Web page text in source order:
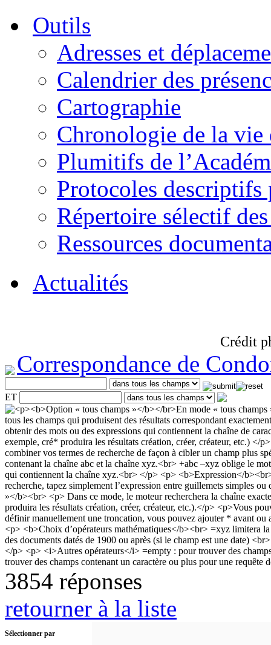
Outils
Adresses et
Calendrier des
Cartographie
Chronologie de la vie
Plumitifs de
Protocoles descriptifs
Répertoire sélectif
Ressources
Actualités
Crédit
Correspondance de
ET
3854 réponses
retourner à la liste
Sélectionner par